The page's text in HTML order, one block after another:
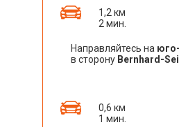
1,2 км
2 мин.
Направляйтесь на
в сторону Bernhard-
0,6 км
1 мин.